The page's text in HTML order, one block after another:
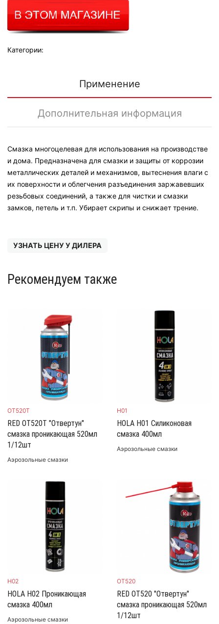
Категории:
Применение
Дополнительная информация
Смазка многоцелевая для использования на производстве
и дома. Предназначена для смазки и защиты от коррозии
металлических деталей и механизмов, вытеснения влаги с
их поверхности и облегчения разъединения заржавевших
резьбовых соединений, а также для чистки и смазки
замков, петель и т.п. Убирает скрипы и снижает трение.
УЗНАТЬ ЦЕНУ У ДИЛЕРА
Рекомендуем также
OT520Т
RED OT520Т "Отвертун"
смазка проникающая 520мл
1/12шт
Аэрозольные смазки
H01
HOLA H01 Силиконовая
смазка 400мл
Аэрозольные смазки
H02
HOLA H02 Проникающая
смазка 400мл
Аэрозольные смазки
OT520
RED OT520 "Отвертун"
смазка проникающая 520мл
1/12шт